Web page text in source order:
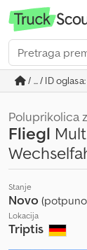
/ ... / ID
Poluprikolica
Fliegl
Stanje
Novo
Lokacija
Triptis